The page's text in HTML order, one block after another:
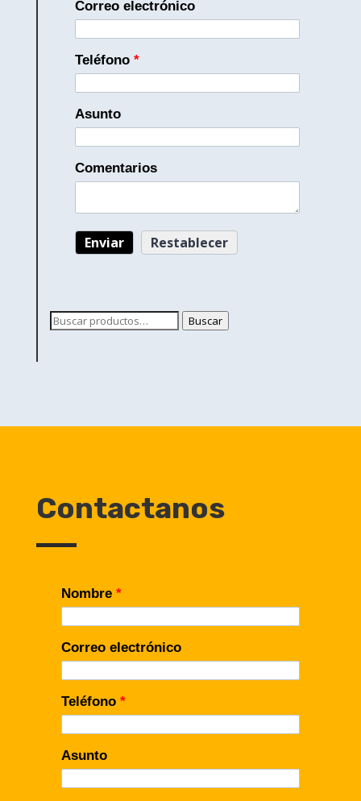
Correo electrónico
Teléfono *
Asunto
Comentarios
Buscar
Buscar
Contactanos
Nombre *
Correo electrónico
Teléfono *
Asunto